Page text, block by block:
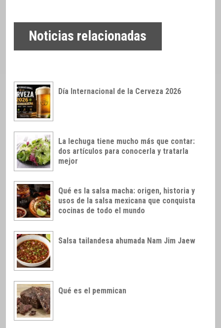
Noticias relacionadas
Día Internacional de la Cerveza 2026
La lechuga tiene mucho más que contar:
dos artículos para conocerla y tratarla
mejor
Qué es la salsa macha: origen, historia y
usos de la salsa mexicana que conquista
cocinas de todo el mundo
Salsa tailandesa ahumada Nam Jim Jaew
Qué es el pemmican